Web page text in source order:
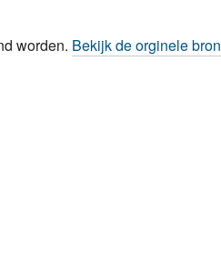
worden. Bekijk de orginele bron